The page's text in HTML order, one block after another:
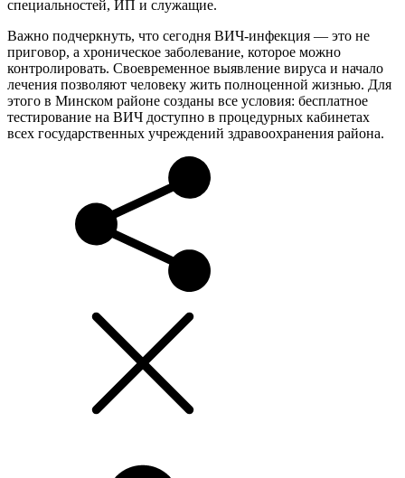
специальностей, ИП и служащие.
Важно подчеркнуть, что сегодня ВИЧ-инфекция — это не
приговор, а хроническое заболевание, которое можно
контролировать. Своевременное выявление вируса и начало
лечения позволяют человеку жить полноценной жизнью. Для
этого в Минском районе созданы все условия: бесплатное
тестирование на ВИЧ доступно в процедурных кабинетах
всех государственных учреждений здравоохранения района.